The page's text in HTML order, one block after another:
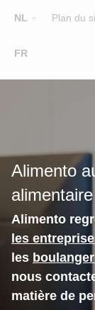
NL
FR
Plan du
Main
EQUIPE
CONTACT
Alimento
alimentaire
Alimento
les
les
nous
matière de